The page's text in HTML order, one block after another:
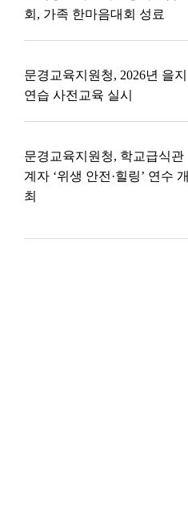
회, 가족 한마음대회 성료
문경교육지원청, 2026년 을지
연습 사전교육 실시
문경교육지원청, 학교급식관
계자 ‘위생 안전·힐링’ 연수 개
최